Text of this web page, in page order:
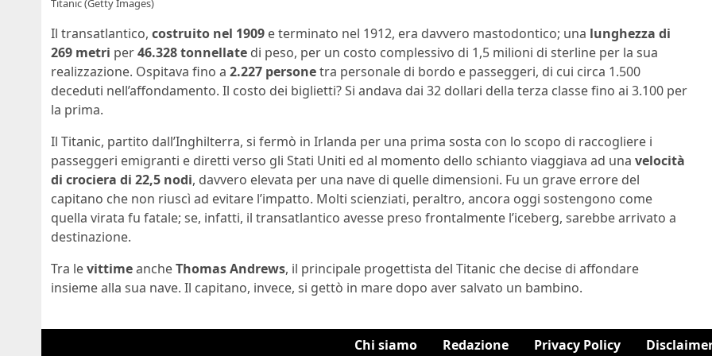
Titanic (Getty Images)
Il transatlantico, costruito nel 1909 e terminato nel 1912, era davvero mastodontico; una lunghezza di
269 metri per46.328 tonnellate di peso, per un costo complessivo di 1,5 milioni di sterline per la sua
realizzazione. Ospitava fino a 2.227 personetra personale di bordo e passeggeri, di cui circa 1.500
deceduti nell’affondamento. Il costo dei biglietti? Si andava dai 32 dollari della terza classe fino ai 3.100 per
la prima.
Il Titanic, partito dall’Inghilterra, si fermò in Irlanda per una prima sosta con lo scopo di raccogliere i
passeggeri emigranti e diretti verso gli Stati Uniti ed al momento dello schianto viaggiava ad una velocità
di crociera di 22,5 nodi, davvero elevata per una nave di quelle dimensioni. Fu un grave errore del
capitano che non riuscì ad evitare l’impatto. Molti scienziati, peraltro, ancora oggi sostengono come
quella virata fu fatale; se, infatti, il transatlantico avesse preso frontalmente l’iceberg, sarebbe arrivato a
destinazione.
Tra levittimeancheThomas Andrews, il principale progettista del Titanic che decise di affondare
insieme alla sua nave. Il capitano, invece, si gettò in mare dopo aver salvato un bambino.
Chi siamo Redazione Privacy Policy